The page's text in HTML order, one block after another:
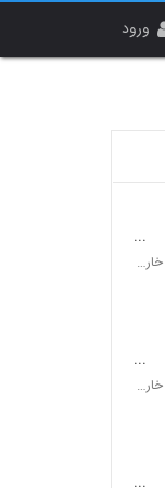
ورود
دانلود سریال - دانلود فیلم و سریال خارجی
دانلود سریال - دانلود فیلم و سریال خارجی